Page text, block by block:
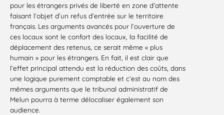
pour les étrangers privés de liberté en zone d’attente
faisant l’objet d’un refus d’entrée sur le territoire
français. Les arguments avancés pour l’ouverture de
ces locaux sont le confort des locaux, la facilité de
déplacement des retenus, ce serait même « plus
humain » pour les étrangers. En fait, il est clair que
l’effet principal attendu est la réduction des coûts, dans
une logique purement comptable et c’est au nom des
mêmes arguments que le tribunal administratif de
Melun pourra à terme délocaliser également son
audience.